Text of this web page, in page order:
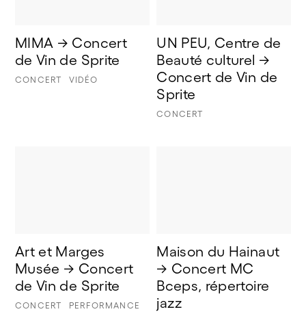
MIMA → Concert
de Vin de Sprite
CONCERT VIDÉO
UN PEU, Centre de
Beauté culturel →
Concert de Vin de
Sprite
CONCERT
Art et Marges
Musée → Concert
de Vin de Sprite
CONCERT PERFORMANCE
Maison du Hainaut
→ Concert MC
Bceps, répertoire
jazz